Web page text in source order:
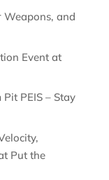
Weapons, and
Event at
PEIS – Stay
Put the